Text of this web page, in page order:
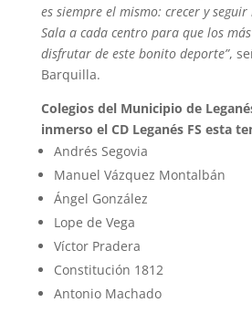
es siempre el mismo: crecer y
Sala a cada centro para que los
disfrutar de este bonito deporte”,
Barquilla.
Colegios del Municipio de
inmerso el CD Leganés FS esta
Andrés Segovia
Manuel Vázquez Montalbán
Ángel González
Lope de Vega
Víctor Pradera
Constitución 1812
Antonio Machado